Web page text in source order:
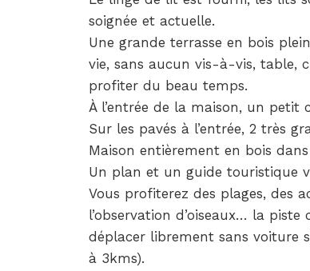
soignée et actuelle.
Une grande terrasse en bois
vie, sans aucun vis-à-vis, table,
profiter du beau temps.
À l’entrée de la maison, un petit
Sur les pavés à l’entrée, 2 très
Maison entièrement en bois
Un plan et un guide touristique
Vous profiterez des plages, des
l’observation d’oiseaux… la
déplacer librement sans voiture
à 3kms).